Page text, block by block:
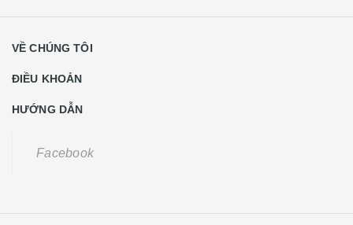
VỀ CHÚNG TÔI
ĐIỀU KHOẢN
HƯỚNG DẪN
Facebook